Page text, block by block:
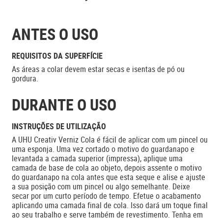
ANTES O USO
REQUISITOS DA SUPERFÍCIE
As áreas a colar devem estar secas e isentas de pó ou
gordura.
DURANTE O USO
INSTRUÇÕES DE UTILIZAÇÃO
A UHU Creativ Verniz Cola é fácil de aplicar com um pincel ou
uma esponja. Uma vez cortado o motivo do guardanapo e
levantada a camada superior (impressa), aplique uma
camada de base de cola ao objeto, depois assente o motivo
do guardanapo na cola antes que esta seque e alise e ajuste
a sua posição com um pincel ou algo semelhante. Deixe
secar por um curto período de tempo. Efetue o acabamento
aplicando uma camada final de cola. Isso dará um toque final
ao seu trabalho e serve também de revestimento. Tenha em